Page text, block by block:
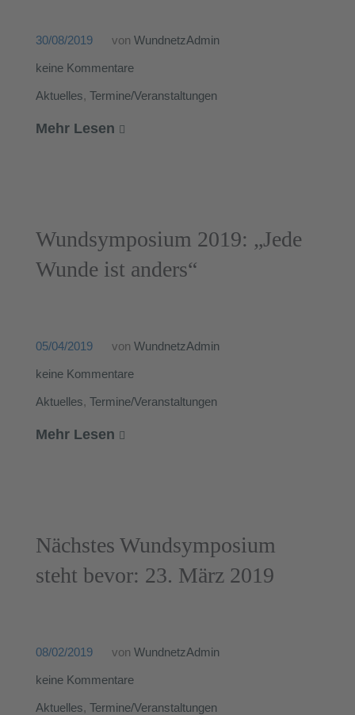
30/08/2019 von WundnetzAdmin
keine Kommentare
Aktuelles, Termine/Veranstaltungen
Mehr Lesen
Wundsymposium 2019: „Jede
Wunde ist anders“
05/04/2019 von WundnetzAdmin
keine Kommentare
Aktuelles, Termine/Veranstaltungen
Mehr Lesen
Nächstes Wundsymposium
steht bevor: 23. März 2019
08/02/2019 von WundnetzAdmin
keine Kommentare
Aktuelles, Termine/Veranstaltungen